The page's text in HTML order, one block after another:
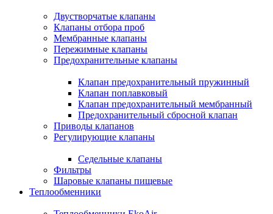
Двустворчатые клапаны
Клапаны отбора проб
Мембранные клапаны
Пережимные клапаны
Предохранительные клапаны
Клапан предохранительный пружинный
Клапан поплавковый
Клапан предохранительный мембранный
Предохранительный сбросной клапан
Приводы клапанов
Регулирующие клапаны
Седельные клапаны
Фильтры
Шаровые клапаны пищевые
Теплообменники